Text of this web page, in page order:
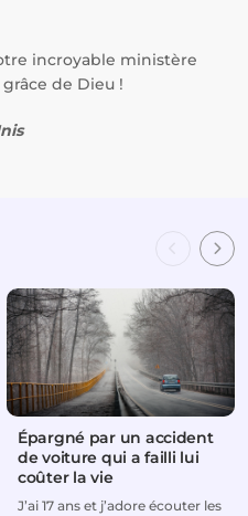
incroyable ministère
de Dieu !
Épargné par un accident
de voiture qui a failli lui
coûter la vie
J’ai 17 ans et j’adore écouter les